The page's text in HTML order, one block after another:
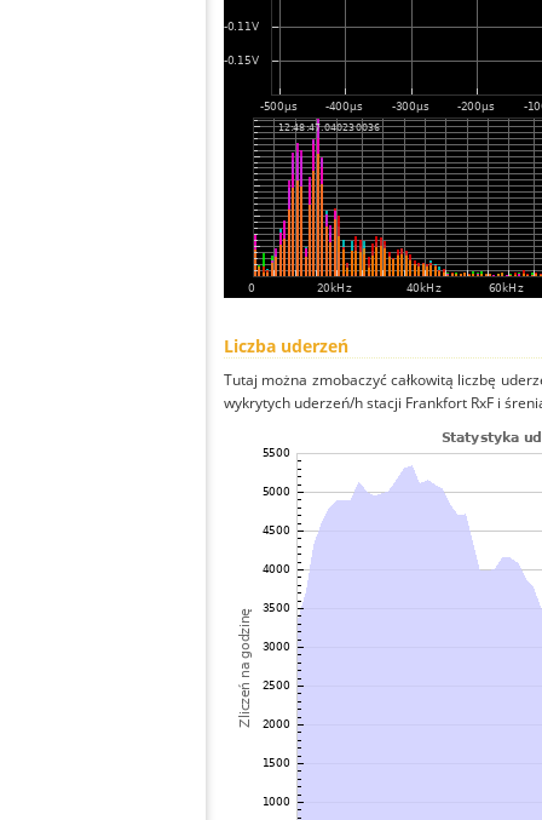
Liczba uderzeń
Tutaj można zmobaczyć całkowitą liczbę
wykrytych uderzeń/h stacji Frankfort RxF i